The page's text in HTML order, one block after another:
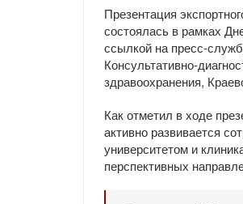
Презентация
состоялась в рамках
ссылкой на пресс-
Консультативно-
здравоохранения,
Как отметил в ходе
активно развивается
университетом и
перспективных